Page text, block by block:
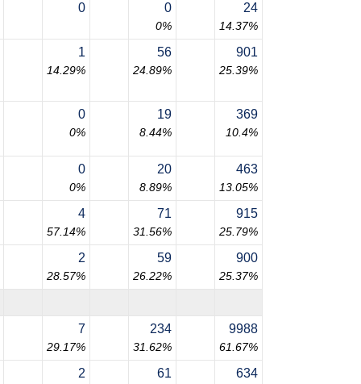
0 0
0%
24
14.37%
1
14.29%
56
24.89%
901
25.39%
0
0%
19
8.44%
369
10.4%
0
0%
20
8.89%
463
13.05%
4
57.14%
71
31.56%
915
25.79%
2
28.57%
59
26.22%
900
25.37%
7
29.17%
234
31.62%
9988
61.67%
2 61 634